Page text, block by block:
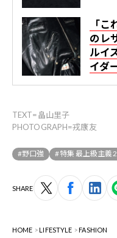
「
のレ
ルイ
イダ
TEXT=畠山里子
PHOTOGRAPH=戎康友
#野口強 #特集 最上級主義
SHARE
HOME LIFESTYLE
FASHION